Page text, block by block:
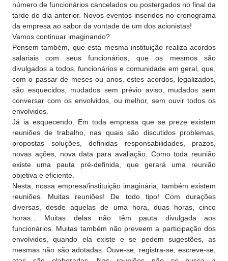
número de funcionários cancelados ou postergados no final da
tarde do dia anterior. Novos eventos inseridos no cronograma
da empresa ao sabor da vontade de um dos acionistas!
Vamos continuar imaginando?
Pensem também, que esta mesma instituição realiza acordos
salariais com seus funcionários, que os mesmos são
divulgados a todos, funcionários e comunidade em geral, que,
com o passar de meses ou anos, estes acordos, legalizados,
são esquecidos, mudados sem prévio aviso, mudados sem
conversar com os envolvidos, ou melhor, sem ouvir todos os
envolvidos.
Já ia esquecendo. Em toda empresa que se preze existem
reuniões de trabalho, nas quais são discutidos problemas,
propostas soluções, definidas responsabilidades, prazos,
novas ações, nova data para avaliação. Como toda reunião
existe uma pauta pré-definida, que gerará uma reunião
objetiva e eficiente.
Nesta, nossa empresa/instituição imaginária, também existem
reuniões. Muitas reuniões! De todo tipo! Com durações
diversas, desde aquelas de uma hora, duas horas, cinco
horas... Muitas delas não têm pauta divulgada aos
funcionários. Muitas também não preveem a participação dos
envolvidos, quando ela existe e se pedem sugestões, as
mesmas não são adotadas. Ouve-se, registra-se, escreve-se,